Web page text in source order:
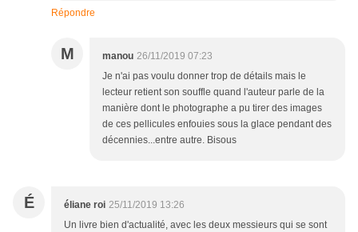
Répondre
M manou 26/11/2019 07:23
Je n'ai pas voulu donner trop de détails mais le
lecteur retient son souffle quand l'auteur parle de la
manière dont le photographe a pu tirer des images
de ces pellicules enfouies sous la glace pendant des
décennies...entre autre. Bisous
É éliane roi 25/11/2019 13:26
Un livre bien d'actualité, avec les deux messieurs qui se sont